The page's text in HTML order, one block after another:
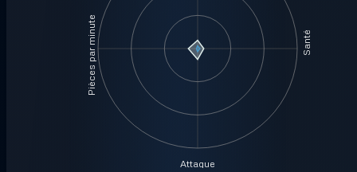
Santé
Attaque
Pièces par minute